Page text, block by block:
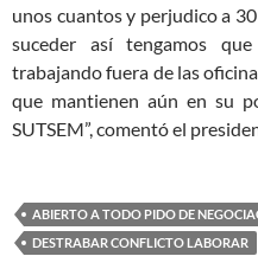
unos cuantos y perjudico a
suceder así tengamos
trabajando fuera de las
que mantienen aún en su
SUTSEM”, comentó el
ABIERTO A TODO PIDO DE
DESTRABAR CONFLICTO LABORAR